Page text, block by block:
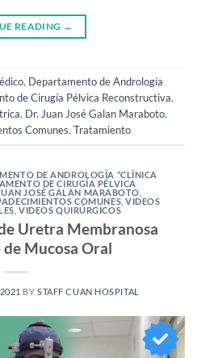
READING →
, Departamento de Andrología
de Cirugía Pélvica Reconstructiva,
, Dr. Juan José Galan Maraboto,
Comunes, Tratamiento
DE ANDROLOGÍA “CLÍNICA
DE CIRUGÍA PÉLVICA
JOSÉ GALAN MARABOTO
COMUNES ,VIDEOS
,VIDEOS QUIRÚRGICOS
Uretra Membranosa
Mucosa Oral
BYSTAFF CUAN HOSPITAL